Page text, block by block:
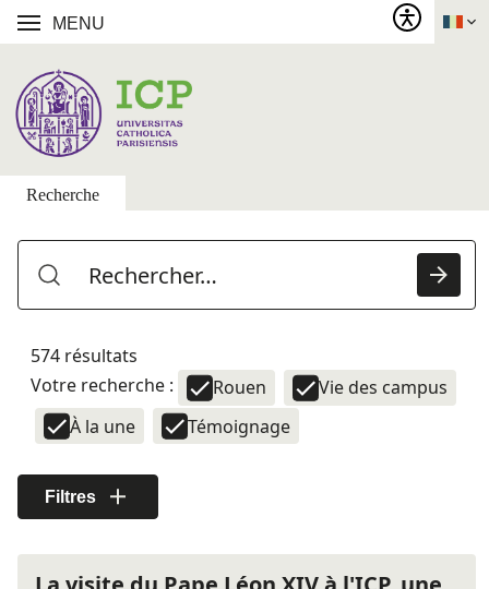
MENU
Recherche
574 résultats
Votre recherche :
Rouen
Vie des campus
À la une
Témoignage
Filtres